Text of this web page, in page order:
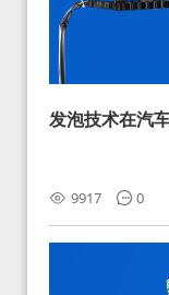
发泡技术在汽
9917 0